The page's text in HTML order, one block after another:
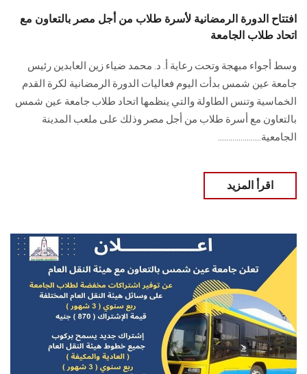
الزائـرون
سجل الان
افتتاح الدورة الرمضانية لأسرة طلاب من أجل مصر بالتعاون مع
اتحاد طلاب الجامعة
وسط أجواء مبهجة وتحت رعاية أ. د. محمد ضياء زين العابدين رئيس
جامعة عين شمس بدأت اليوم فعاليات الدورة الرمضانية لكرة القدم
الخماسية وتنس الطاولة والتي ينظمها اتحاد طلاب جامعة عين شمس
بالتعاون مع أسرة طلاب من أجل مصر وذلك على ملعب المدينة
الجامعية.....................
اقرأ المزيد